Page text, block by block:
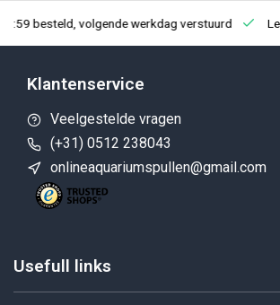
besteld, volgende werkdag verstuurd
Klantenservice
Veelgestelde vragen
(+31) 0512 238043
onlineaquariumspullen@gmail.com
Usefull links